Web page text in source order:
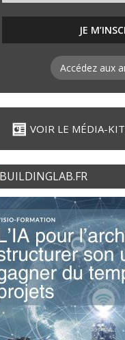
Accédez aux
VOIR LE MÉDIA-
BUILDINGLAB.FR